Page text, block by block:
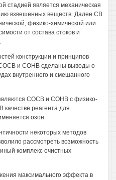
стадией является механическая
взвешенных веществ. Далее СВ
физико-химической или
от состава стоков и
конструкции и принципов
СОСВ и СОНВ сделаны выводы о
внутреннего и смешанного
СОСВ и СОНВ с физико-
качестве реагента для
озон.
некоторых методов
рассмотреть возможность
комплекс очистных
максимального эффекта в